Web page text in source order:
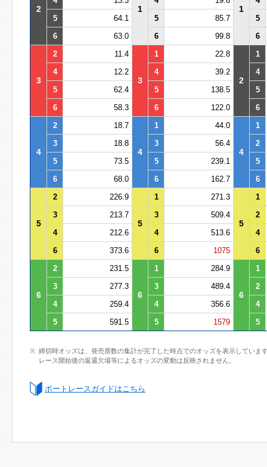
2 1 1
5
64.1 5 85.7
5
6
63.0 6 99.8 6
3
2 11.4
3
1 22.8
2
1
4
12.2 4 39.2
4
5
62.4 5 138.5
5
6
58.3 6 122.0 6
4
2 18.7
4
1 44.0
4
1
3
18.8 3 56.4
2
5
73.5 5 239.1
5
6
68.0 6 162.7 6
5
2 226.9
5
1 271.3
5
1
3
213.7 3 509.4
2
4
212.6 4 513.6
4
6
373.6 6 1075 6
6
2 231.5
6
1 284.9
6
1
3
277.3 3 489.4
2
4
259.4 4 356.6
4
5
591.5 5 1579 5
締切時オッズは、発売票数の集計が完了した時点でのオッズを表示していま
レース開始後の返還欠場等によるオッズの変動は反映されません。
ボートレースガイドはこちら